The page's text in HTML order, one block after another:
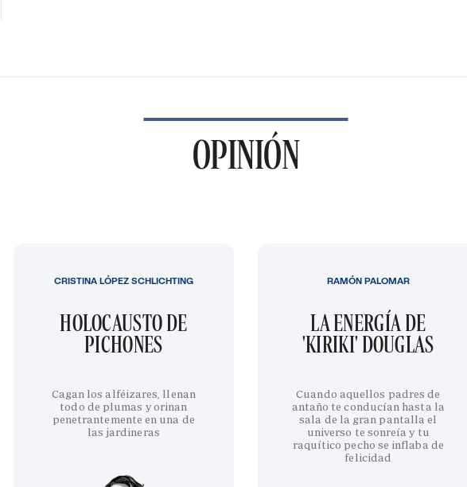
OPINIÓN
HOLOCAUSTO DE
PICHONES
Cagan los alféizares, llenan
todo de plumas y orinan
penetrantemente en una de
las jardineras
CRISTINA LÓPEZ SCHLICHTING
LA ENERGÍA DE
'KIRIKI' DOUGLAS
Cuando aquellos padres de
antaño te conducían hasta la
sala de la gran pantalla el
universo te sonreía y tu
raquítico pecho se inflaba de
felicidad
RAMÓN PALOMAR